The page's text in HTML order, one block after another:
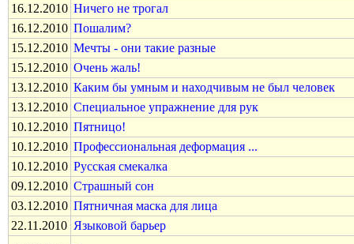
16.12.2010 Ничего не трогал
16.12.2010 Пошалим?
15.12.2010 Мечты - они такие разные
15.12.2010 Очень жаль!
13.12.2010 Каким бы умным и находчивым не был человек
13.12.2010 Специальное упражнение для рук
10.12.2010 Пятницо!
10.12.2010 Профессиональная деформация ...
10.12.2010 Русская смекалка
09.12.2010 Страшный сон
03.12.2010 Пятничная маска для лица
22.11.2010 Языковой барьер